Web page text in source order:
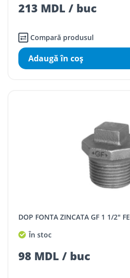
213 MDL / buc
Compară produsul
Adaugă în coş
DOP FONTA ZINCATA GF 1 1/2" FE
În stoc
98 MDL / buc